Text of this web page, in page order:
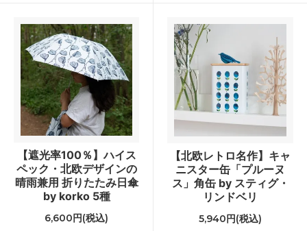
【遮光率100％】ハイス
ペック・北欧デザインの
晴雨兼用 折りたたみ日傘
by korko 5種
6,600円(税込)
【北欧レトロ名作】キャ
ニスター缶「プルーヌ
ス」角缶 by スティグ・
リンドベリ
5,940円(税込)